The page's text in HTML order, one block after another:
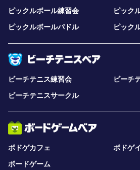
ピックルボール練習会
ピック
ピックルボールパドル
ピック
ビーチテニス練習会
ビーチ
ビーチテニスサークル
ボドゲカフェ
ボドゲ
ボードゲーム